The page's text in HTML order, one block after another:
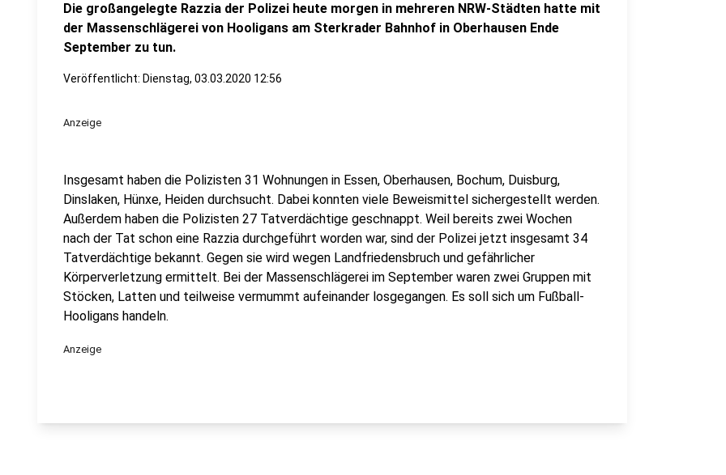
Die großangelegte Razzia der Polizei heute morgen in mehreren NRW-Städten hatte mit
der Massenschlägerei von Hooligans am Sterkrader Bahnhof in Oberhausen Ende
September zu tun.
Veröffentlicht: Dienstag, 03.03.2020 12:56
Anzeige
Insgesamt haben die Polizisten 31 Wohnungen in Essen, Oberhausen, Bochum, Duisburg,
Dinslaken, Hünxe, Heiden durchsucht. Dabei konnten viele Beweismittel sichergestellt werden.
Außerdem haben die Polizisten 27 Tatverdächtige geschnappt. Weil bereits zwei Wochen
nach der Tat schon eine Razzia durchgeführt worden war, sind der Polizei jetzt insgesamt 34
Tatverdächtige bekannt. Gegen sie wird wegen Landfriedensbruch und gefährlicher
Körperverletzung ermittelt. Bei der Massenschlägerei im September waren zwei Gruppen mit
Stöcken, Latten und teilweise vermummt aufeinander losgegangen. Es soll sich um Fußball-
Hooligans handeln.
Anzeige